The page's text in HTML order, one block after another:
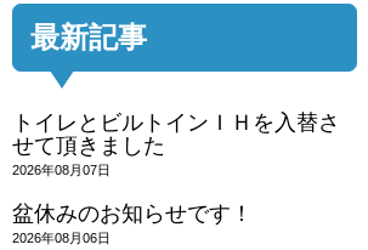
最新記事
トイレとビルトインＩＨを入替さ
せて頂きました
2026年08月07日
盆休みのお知らせです！
2026年08月06日